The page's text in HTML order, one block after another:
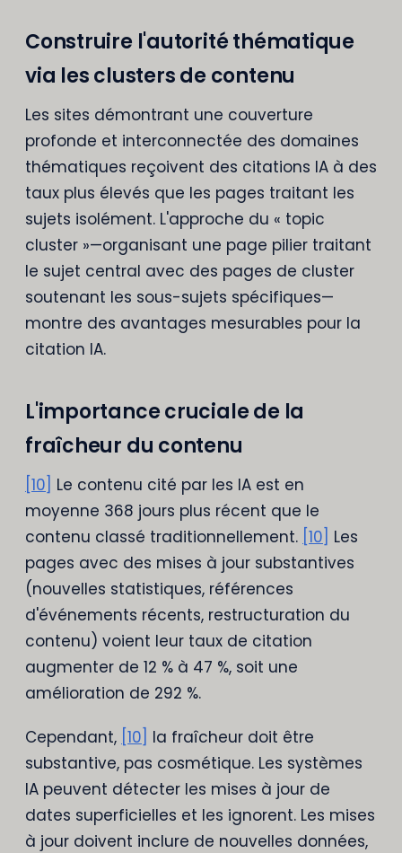
Construire l'autorité thématique
via les clusters de contenu
Les sites démontrant une couverture
profonde et interconnectée des domaines
thématiques reçoivent des citations IA à des
taux plus élevés que les pages traitant les
sujets isolément. L'approche du « topic
cluster »—organisant une page pilier traitant
le sujet central avec des pages de cluster
soutenant les sous-sujets spécifiques—
montre des avantages mesurables pour la
citation IA.
L'importance cruciale de la
fraîcheur du contenu
[10] Le contenu cité par les IA est en
moyenne 368 jours plus récent que le
contenu classé traditionnellement. [10] Les
pages avec des mises à jour substantives
(nouvelles statistiques, références
d'événements récents, restructuration du
contenu) voient leur taux de citation
augmenter de 12 % à 47 %, soit une
amélioration de 292 %.
Cependant, [10] la fraîcheur doit être
substantive, pas cosmétique. Les systèmes
IA peuvent détecter les mises à jour de
dates superficielles et les ignorent. Les mises
à jour doivent inclure de nouvelles données,